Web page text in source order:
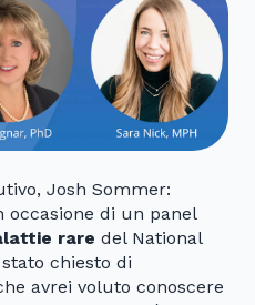
Josh Sommer:
di un panel
rare del National
chiesto di
avrei voluto conoscere